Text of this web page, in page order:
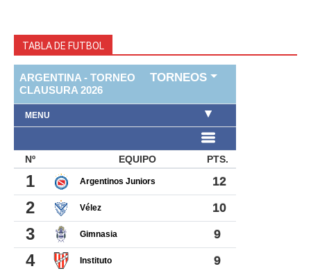
TABLA DE FUTBOL